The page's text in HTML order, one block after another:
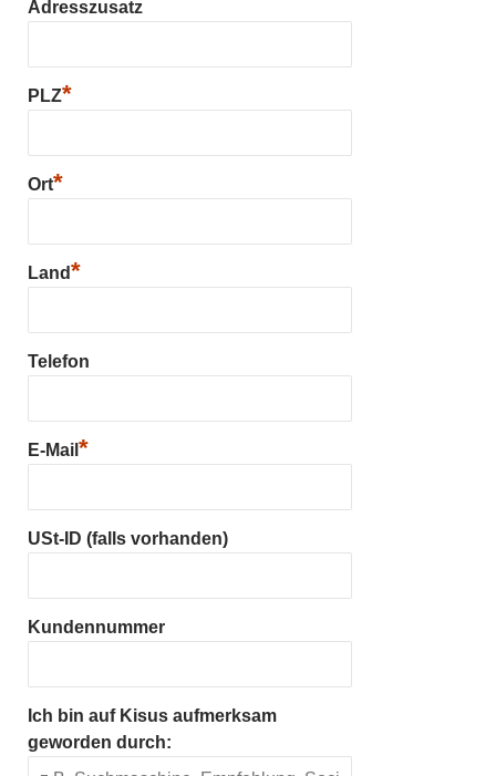
Adresszusatz
PLZ*
Ort*
Land*
Telefon
E-Mail *
USt-ID (falls vorhanden)
Kundennummer
Ich bin auf Kisus aufmerksam
geworden durch: